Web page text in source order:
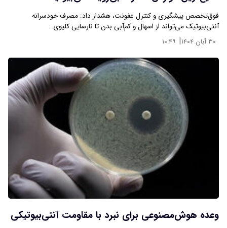
فوق‌تخصص پیشگیری و کنترل عفونت، هشدار داد: مصرف خودسرانه
آنتی‌بیوتیک می‌تواند از اسهال و کم‌آبی بدن تا نارسایی کلیوی…
۳۰ آبان ۱۴۰۴ | ۱۰:۴۹
وعده هوش‌مصنوعی برای نبرد با مقاومت آنتی‌بیوتیکی